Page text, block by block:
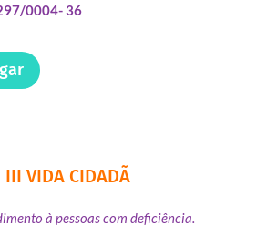
0004- 36
III VIDA CIDADÃ
à pessoas com deficiência.